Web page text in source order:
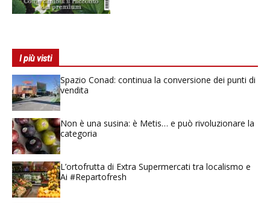
I più visti
Spazio Conad: continua la conversione dei punti di
vendita
Non è una susina: è Metis… e può rivoluzionare la
categoria
L’ortofrutta di Extra Supermercati tra localismo e
Ai #Repartofresh